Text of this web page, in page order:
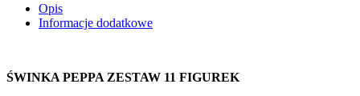
FIGUREK
Opis
Informacje dodatkowe
ŚWINKA PEPPA ZESTAW 11 FIGUREK